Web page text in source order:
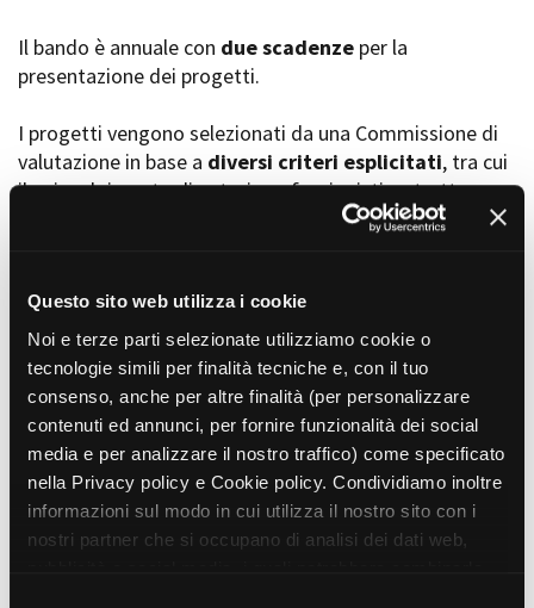
Questo sito web utilizza i cookie
Noi e terze parti selezionate utilizziamo cookie o
tecnologie simili per finalità tecniche e, con il tuo
consenso, anche per altre finalità (per personalizzare
contenuti ed annunci, per fornire funzionalità dei social
media e per analizzare il nostro traffico) come specificato
nella Privacy policy e Cookie policy. Condividiamo inoltre
informazioni sul modo in cui utilizza il nostro sito con i
nostri partner che si occupano di analisi dei dati web,
CASTING
Amministrazione trasparente
Bandi e gare
Whistleblowing
Il bando è annuale con due scadenze per la
presentazione dei progetti.
I progetti vengono selezionati da una Commissione di
valutazione in base a diversi criteri esplicitati, tra cui
il coinvolgimento di autori, professionisti e strutture
torinesi e piemontesi, i co-finanziamenti e l’effettiva
diffusione attraverso molteplici canali (proiezioni in sala,
canali televisivi, homevideo, piattaforme web...).
Progetti in progress
Vedi 105 progetti in progress